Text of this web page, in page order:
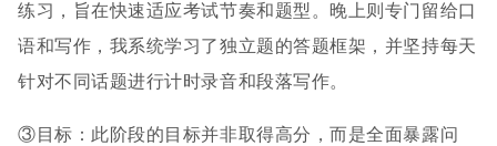
练习，旨在快速适应考试节奏和题型。晚上则专门留给口
语和写作，我系统学习了独立题的答题框架，并坚持每天
针对不同话题进行计时录音和段落写作。
③目标：此阶段的目标并非取得高分，而是全面暴露问